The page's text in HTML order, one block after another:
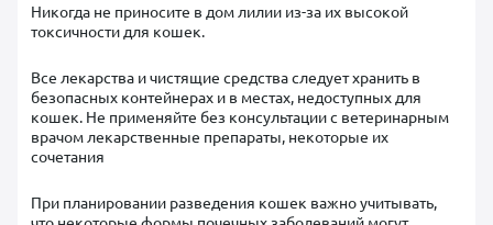
Никогда не приносите в дом лилии из-за их высокой
токсичности для кошек.
Все лекарства и чистящие средства следует хранить в
безопасных контейнерах и в местах, недоступных для
кошек. Не применяйте без консультации с ветеринарным
врачом лекарственные препараты, некоторые их
сочетания
При планировании разведения кошек важно учитывать,